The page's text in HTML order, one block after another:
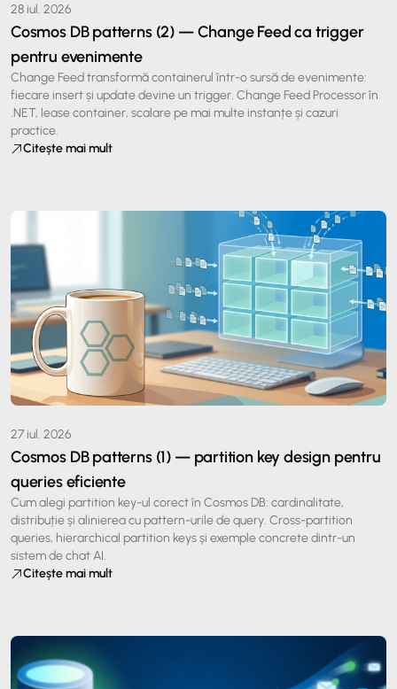
28 iul. 2026
Cosmos DB patterns (2) — Change Feed ca trigger
pentru evenimente
Change Feed transformă containerul într-o sursă de evenimente:
fiecare insert și update devine un trigger. Change Feed Processor în
.NET, lease container, scalare pe mai multe instanțe și cazuri
practice.
Citește mai mult
27 iul. 2026
Cosmos DB patterns (1) — partition key design pentru
queries eficiente
Cum alegi partition key-ul corect în Cosmos DB: cardinalitate,
distribuție și alinierea cu pattern-urile de query. Cross-partition
queries, hierarchical partition keys și exemple concrete dintr-un
sistem de chat AI.
Citește mai mult